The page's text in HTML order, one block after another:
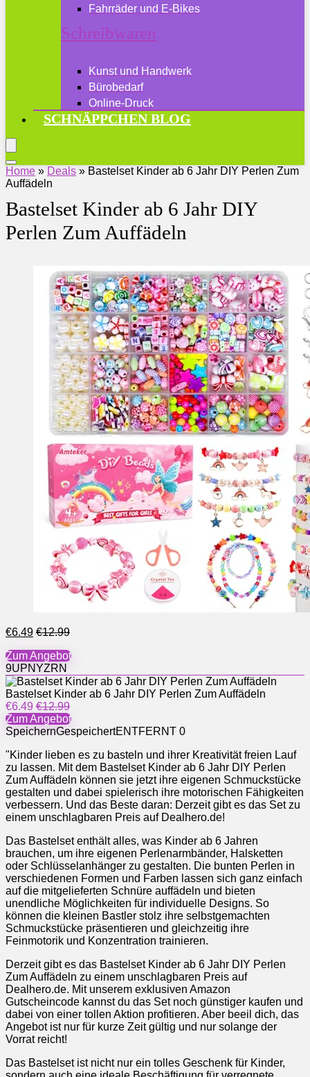
Fahrräder und E-Bikes
Schreibwaren
Kunst und Handwerk
Bürobedarf
Online-Druck
SCHNÄPPCHEN BLOG
Home » Deals » Bastelset Kinder ab 6 Jahr DIY Perlen Zum
Auffädeln
Bastelset Kinder ab 6 Jahr DIY
Perlen Zum Auffädeln
€6.49 €12.99
Zum Angebot
9UPNYZRN
Bastelset Kinder ab 6 Jahr DIY Perlen Zum Auffädeln
€6.49 €12.99
Zum Angebot
SpeichernGespeichertENTFERNT 0
"Kinder lieben es zu basteln und ihrer Kreativität freien Lauf
zu lassen. Mit dem Bastelset Kinder ab 6 Jahr DIY Perlen
Zum Auffädeln können sie jetzt ihre eigenen Schmuckstücke
gestalten und dabei spielerisch ihre motorischen Fähigkeiten
verbessern. Und das Beste daran: Derzeit gibt es das Set zu
einem unschlagbaren Preis auf Dealhero.de!
Das Bastelset enthält alles, was Kinder ab 6 Jahren
brauchen, um ihre eigenen Perlenarmbänder, Halsketten
oder Schlüsselanhänger zu gestalten. Die bunten Perlen in
verschiedenen Formen und Farben lassen sich ganz einfach
auf die mitgelieferten Schnüre auffädeln und bieten
unendliche Möglichkeiten für individuelle Designs. So
können die kleinen Bastler stolz ihre selbstgemachten
Schmuckstücke präsentieren und gleichzeitig ihre
Feinmotorik und Konzentration trainieren.
Derzeit gibt es das Bastelset Kinder ab 6 Jahr DIY Perlen
Zum Auffädeln zu einem unschlagbaren Preis auf
Dealhero.de. Mit unserem exklusiven Amazon
Gutscheincode kannst du das Set noch günstiger kaufen und
dabei von einer tollen Aktion profitieren. Aber beeil dich, das
Angebot ist nur für kurze Zeit gültig und nur solange der
Vorrat reicht!
Das Bastelset ist nicht nur ein tolles Geschenk für Kinder,